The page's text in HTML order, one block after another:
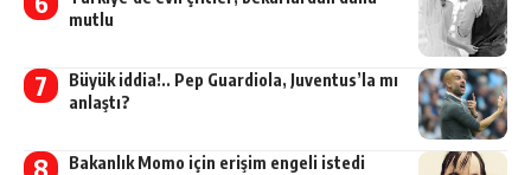
mutlu
Büyük iddia!.. Pep Guardiola, Juventus’la mı
anlaştı?
Bakanlık Momo için erişim engeli istedi